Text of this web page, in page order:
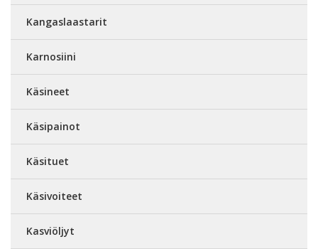
Kangaslaastarit
Karnosiini
Käsineet
Käsipainot
Käsituet
Käsivoiteet
Kasviöljyt